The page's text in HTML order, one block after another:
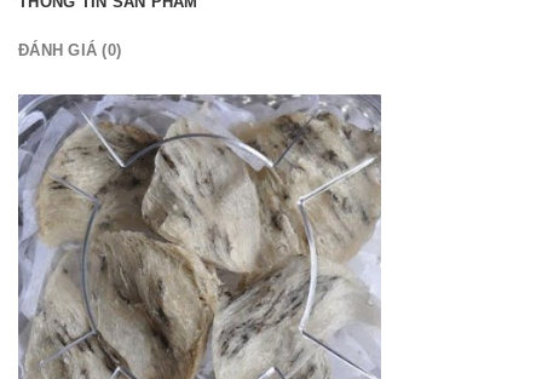
ĐÁNH GIÁ (0)